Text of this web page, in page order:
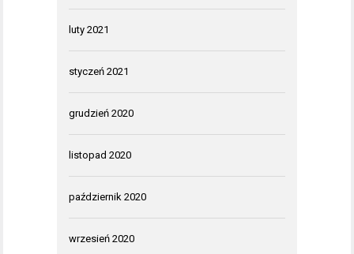
luty 2021
styczeń 2021
grudzień 2020
listopad 2020
październik 2020
wrzesień 2020